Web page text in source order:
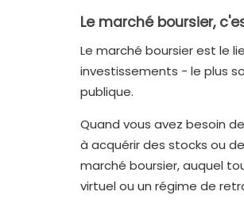
Le marché boursier,
Le marché boursier est le
investissements - le plus
publique.
Quand vous avez besoin
à acquérir des stocks ou
marché boursier, auquel
virtuel ou un régime de